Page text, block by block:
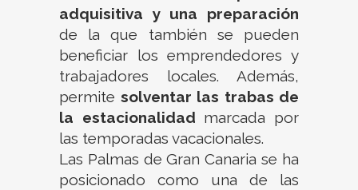
adquisitiva y una
preparación
de la que también se pueden
beneficiar los emprendedores y
trabajadores locales. Además,
permite solventar las trabas de
la estacionalidad marcada por
las temporadas vacacionales.
Las Palmas de Gran Canaria se ha
posicionado como una de las